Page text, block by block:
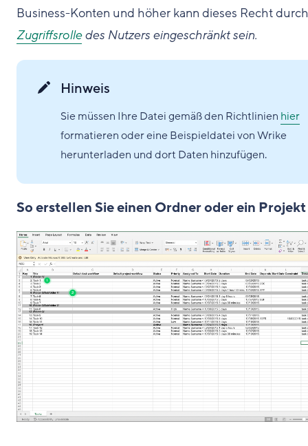
Business-Konten und höher kann dieses Recht
Zugriffsrolledes Nutzers eingeschränkt sein.
Hinweis
Sie müssen Ihre Datei gemäß den Richtlinien hier
formatieren oder eine Beispieldatei von Wrike
herunterladen und dort Daten hinzufügen.
So erstellen Sie einen Ordner oder ein Projekt